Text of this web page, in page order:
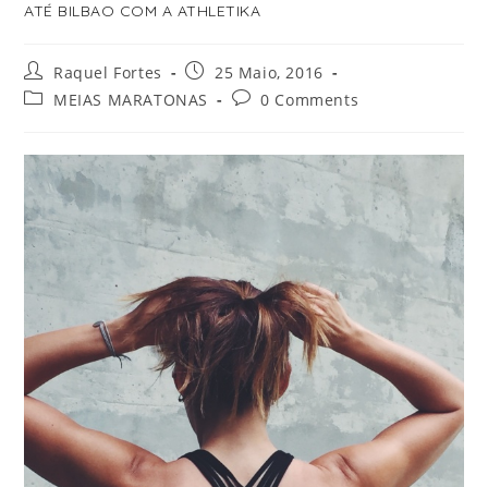
ATÉ BILBAO COM A ATHLETIKA
Raquel Fortes
25 Maio, 2016
MEIAS MARATONAS
0 Comments